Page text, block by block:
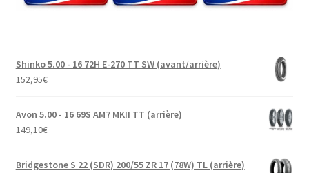
Shinko 5.00 - 16 72H E-270 TT SW (avant/arrière)
152,95€
Avon 5.00 - 16 69S AM7 MKII TT (arrière)
149,10€
Bridgestone S 22 (SDR) 200/55 ZR 17 (78W) TL (arrière)